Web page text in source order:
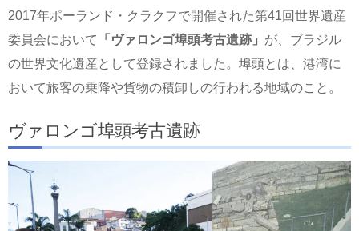
2017年ポーランド・クラクフで開催された第41回世界遺産
委員会において
「ヴァロンゴ埠頭考古遺跡」 が、ブラジル
の世界文化遺産として登録されました。埠頭とは、港湾に
おいて旅客の乗降や貨物の積卸しの行われる地域のこと。
ヴァロンゴ埠頭考古遺跡